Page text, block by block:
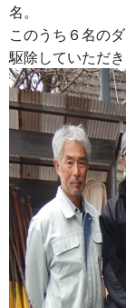
名。
このうち６名の
駆除していただき